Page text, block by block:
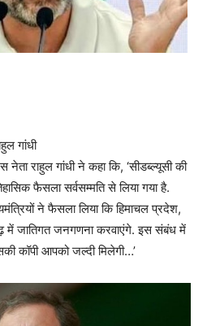
गांधी
नेता राहुल गांधी ने कहा कि, ‘सीडब्ल्यूसी की
फैसला सर्वसम्मति से लिया गया है.
ने फैसला लिया कि हिमाचल प्रदेश,
में जातिगत जनगणना करवाएंगे. इस संबंध में
कॉपी आपको जल्दी मिलेगी…’